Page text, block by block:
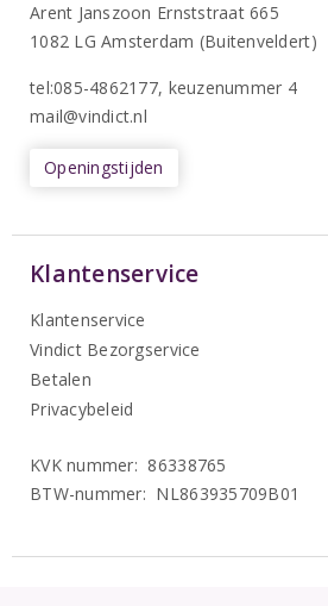
Arent Janszoon Ernststraat 665
1082 LG Amsterdam (Buitenveldert)
tel:085-4862177, keuzenummer 4
mail@vindict.nl
Openingstijden
Klantenservice
Klantenservice
Vindict Bezorgservice
Betalen
Privacybeleid
KVK nummer: 86338765
BTW-nummer: NL863935709B01